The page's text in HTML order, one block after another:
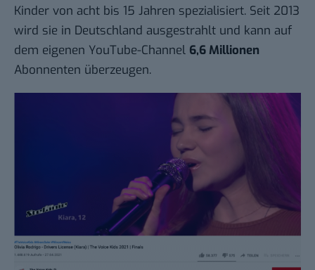
Kinder von acht bis 15 Jahren spezialisiert. Seit 2013
wird sie in Deutschland ausgestrahlt und kann auf
dem eigenen YouTube-Channel 6,6 Millionen
Abonnenten überzeugen.